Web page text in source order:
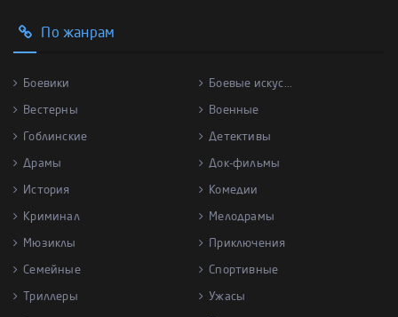
По жанрам
Боевики Боевые искус...
Вестерны Военные
Гоблинские Детективы
Драмы Док-фильмы
История Комедии
Криминал Мелодрамы
Мюзиклы Приключения
Семейные Спортивные
Триллеры Ужасы